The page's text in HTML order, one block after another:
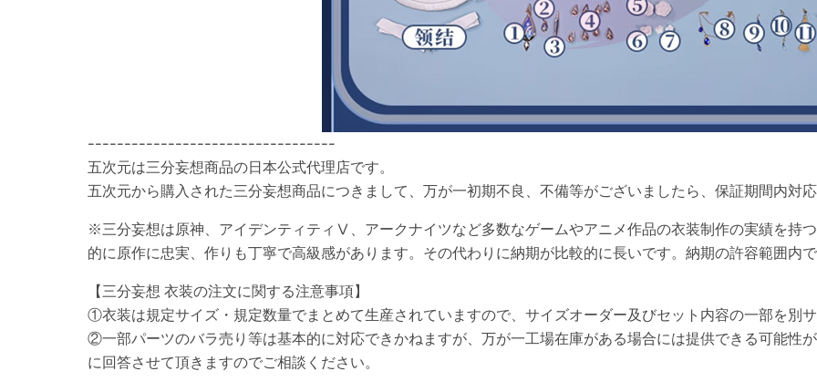
----------------------------------
五次元は三分妄想商品の日本公式代理店です。
五次元から購入された三分妄想商品につきまして、万が一初期不良、不備等がございましたら、保証期間内対
※三分妄想は原神、アイデンティティⅤ、アークナイツなど多数なゲームやアニメ作品の衣装制作の実績を持
的に原作に忠実、作りも丁寧で高級感があります。その代わりに納期が比較的に長いです。納期の許容範囲内
【三分妄想 衣装の注文に関する注意事項】
①衣装は規定サイズ・規定数量でまとめて生産されていますので、サイズオーダー及びセット内容の一部を別
②一部パーツのバラ売り等は基本的に対応できかねますが、万が一工場在庫がある場合には提供できる可能性
に回答させて頂きますのでご相談ください。